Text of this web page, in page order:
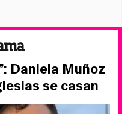
Daniela Muñoz
se casan